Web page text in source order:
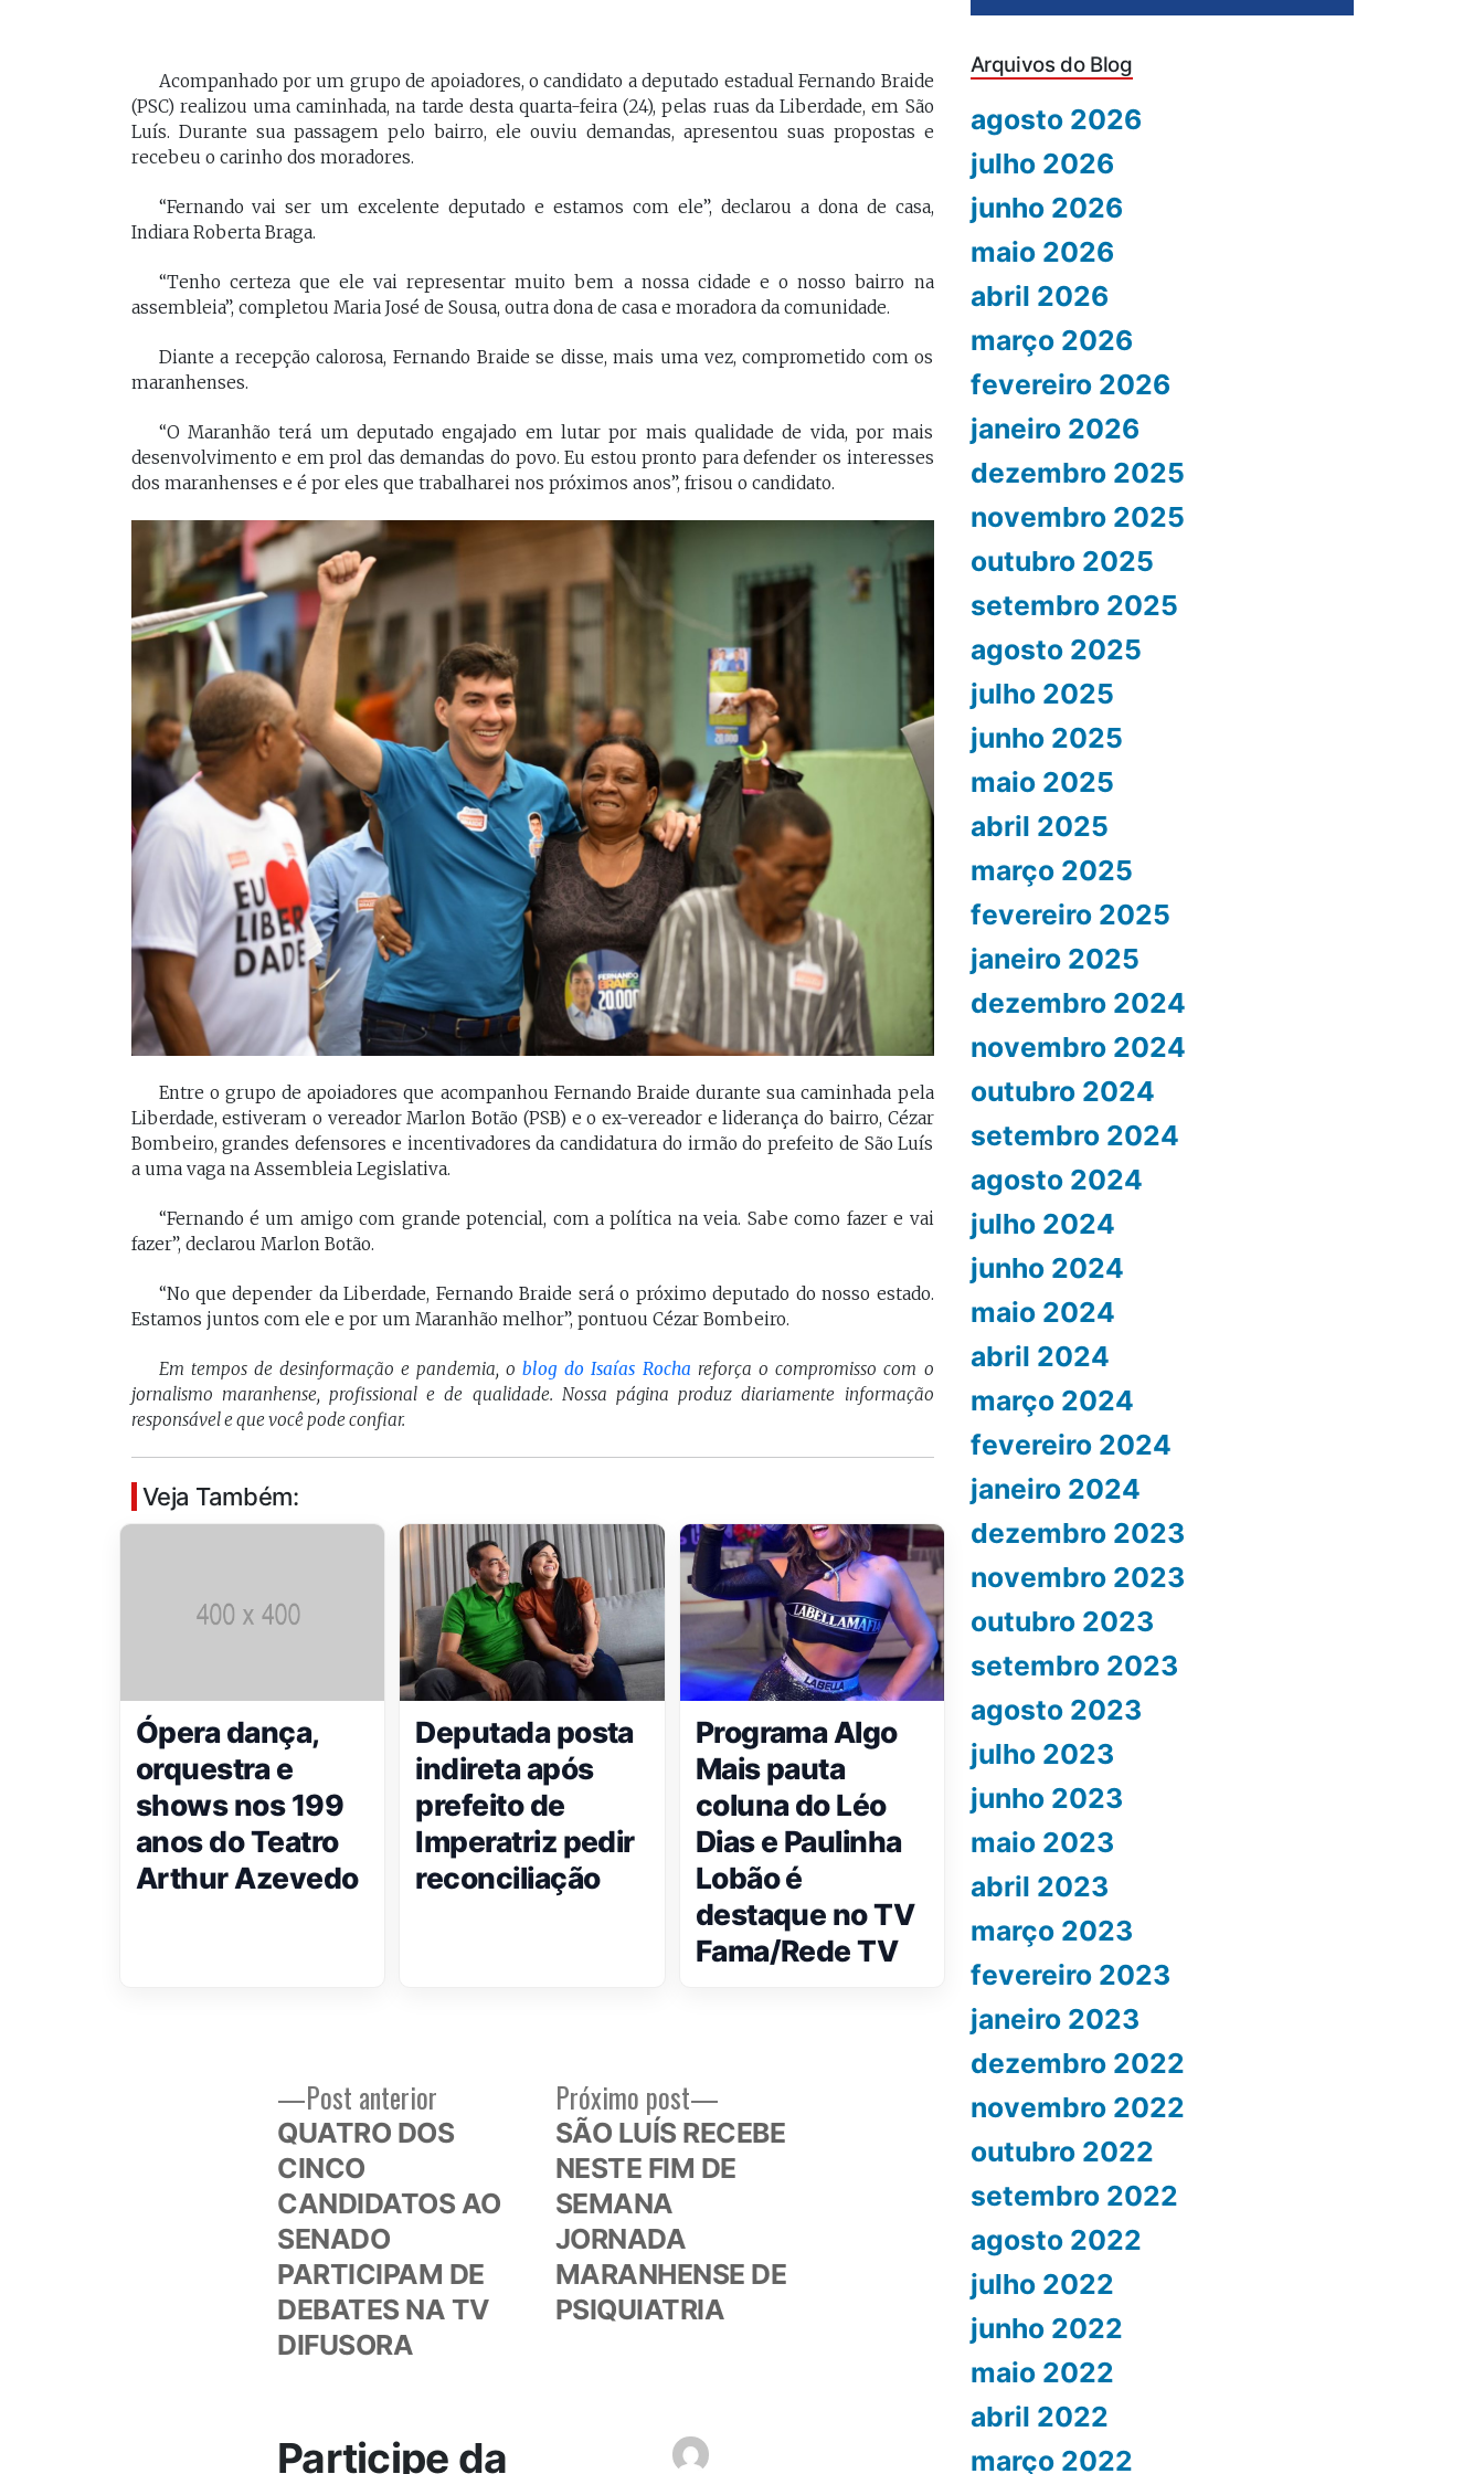
Acompanhado por um grupo de apoiadores, o candidato a deputado estadual Fernando Braide
(PSC) realizou uma caminhada, na tarde desta quarta-feira (24), pelas ruas da Liberdade, em São
Luís. Durante sua passagem pelo bairro, ele ouviu demandas, apresentou suas propostas e
recebeu o carinho dos moradores.
“Fernando vai ser um excelente deputado e estamos com ele”, declarou a dona de casa,
Indiara Roberta Braga.
“Tenho certeza que ele vai representar muito bem a nossa cidade e o nosso bairro na
assembleia”, completou Maria José de Sousa, outra dona de casa e moradora da comunidade.
Diante a recepção calorosa, Fernando Braide se disse, mais uma vez, comprometido com os
maranhenses.
“O Maranhão terá um deputado engajado em lutar por mais qualidade de vida, por mais
desenvolvimento e em prol das demandas do povo. Eu estou pronto para defender os interesses
dos maranhenses e é por eles que trabalharei nos próximos anos”, frisou o candidato.
Entre o grupo de apoiadores que acompanhou Fernando Braide durante sua caminhada pela
Liberdade, estiveram o vereador Marlon Botão (PSB) e o ex-vereador e liderança do bairro, Cézar
Bombeiro, grandes defensores e incentivadores da candidatura do irmão do prefeito de São Luís
a uma vaga na Assembleia Legislativa.
“Fernando é um amigo com grande potencial, com a política na veia. Sabe como fazer e vai
fazer”, declarou Marlon Botão.
“No que depender da Liberdade, Fernando Braide será o próximo deputado do nosso estado.
Estamos juntos com ele e por um Maranhão melhor”, pontuou Cézar Bombeiro.
Em tempos de desinformação e pandemia, o blog do Isaías Rocha reforça o compromisso com o
jornalismo maranhense, profissional e de qualidade. Nossa página produz diariamente informação
responsável e que você pode confiar.
Veja Também:
Ópera dança,
orquestra e
shows nos 199
anos do Teatro
Arthur Azevedo
Deputada posta
indireta após
prefeito de
Imperatriz pedir
reconciliação
Programa Algo
Mais pauta
coluna do Léo
Dias e Paulinha
Lobão é
destaque no TV
Fama/Rede TV
Navegação
Post anterior
anterior:
QUATRO DOS
CINCO
CANDIDATOS AO
SENADO
PARTICIPAM DE
DEBATES NA TV
DIFUSORA
Próximo post
Próximo
post:
SÃO LUÍS RECEBE
NESTE FIM DE
SEMANA
JORNADA
MARANHENSE DE
PSIQUIATRIA
Participe da
Arquivos do Blog
agosto 2026
julho 2026
junho 2026
maio 2026
abril 2026
março 2026
fevereiro 2026
janeiro 2026
dezembro 2025
novembro 2025
outubro 2025
setembro 2025
agosto 2025
julho 2025
junho 2025
maio 2025
abril 2025
março 2025
fevereiro 2025
janeiro 2025
dezembro 2024
novembro 2024
outubro 2024
setembro 2024
agosto 2024
julho 2024
junho 2024
maio 2024
abril 2024
março 2024
fevereiro 2024
janeiro 2024
dezembro 2023
novembro 2023
outubro 2023
setembro 2023
agosto 2023
julho 2023
junho 2023
maio 2023
abril 2023
março 2023
fevereiro 2023
janeiro 2023
dezembro 2022
novembro 2022
outubro 2022
setembro 2022
agosto 2022
julho 2022
junho 2022
maio 2022
abril 2022
março 2022